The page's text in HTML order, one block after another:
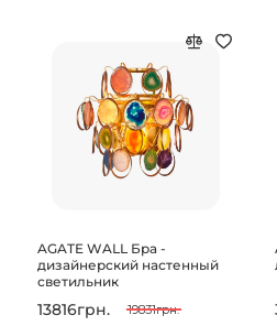
AGATE WALL Бра -
дизайнерский настенный
светильник
13816грн. 19831грн.